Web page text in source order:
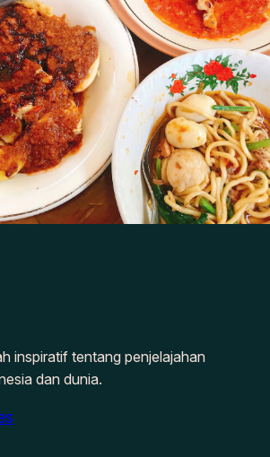
inspiratif tentang penjelajahan
dan dunia.